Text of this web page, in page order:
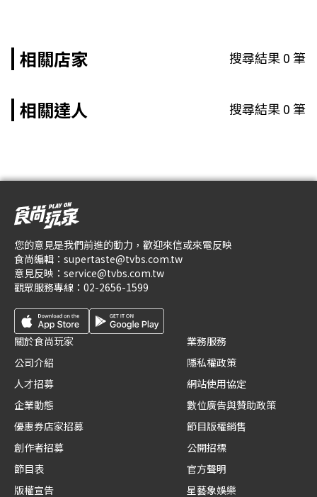
相關店家 搜尋結果0筆
相關達人 搜尋結果0筆
您的意見是我們前進的動力，歡迎來信或來電反映
食尚編輯： supertaste@tvbs.com.tw
意見反映： service@tvbs.com.tw
觀眾服務專線： 02-2656-1599
關於食尚玩家
公司介紹
人才招募
企業動態
優惠券店家招募
創作者招募
節目表
版權宣告
業務服務
隱私權政策
網站使用協定
數位廣告與贊助政策
節目版權銷售
公開招標
官方聲明
星藝象娛樂